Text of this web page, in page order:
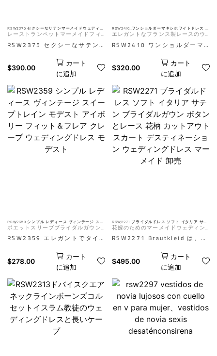
演出します。AIは参考用です。
実際の効果はマネキン画像によ
り異なります。
効果はマネキン画像によって異
なります。
RSW2375 セクシーなサテンマーメイドウェディン
グドレス スウィートハート ロングスリーブ レース
ビーズ ブライダルガウン
レーストランペットマーメイドフィ
グドレスビーズアップリケ
RSW2375 セクシーなサテン
マーメイドウェディングドレス
は、魅力的なスウィートハート
ネックラインと、繊細なビーズ
細工で飾られたエレガントなレ
ースのロングスリーブが特徴で
す。この贅沢なブライダルガウ
ンは、滑らかなサテン生地と精
巧なレースのディテールを組み
合わせ、特別な日にふさわし
$390.00
カート
に追加
RSW2410 ワンショルダーマキシホワイトドレス ダ
チョウの羽根カフス付きウェディングドレス
エレガントなフランス製レースのウ
RSW2410 ワンショルダーマ
キシホワイトドレスは、エレガ
ントなアシンメトリーネックラ
インと流れるようなシルエット
が特徴で、贅沢なダチョウの羽
根のディテールが完璧に調和し
ています。洗練された魅力と独
特の魅力を放つこのウェディン
グドレスは、グラマラスであり
ながらモダンなルックを求める
花嫁に最適です。AIは参考用で
$320.00
カート
に追加
RSW2359 シンプル レディース ヴィンテージ スイ
ープトレイン モデスト アイボリー フィット＆フレ
ア クレープ ウェディングドレス モデスト
ポエットスリーブブライダルガウン
プラスサイズ
RSW2359 エレガントでタイ
ムレスなヴィンテージアイボリ
ーのウェディングドレスは、控
えめな花嫁にぴったりです。フ
ィット＆フレアのシルエット、
スイープトレーン、そしてクラ
シックなクレープ素材が、洗練
された上品なブライダルルック
を演出します。AIは参考用で
$278.00
カート
に追加
RSW2271 ブライダルドレス ソフト イタリア サテ
ン ブライダルガウン ボタンとレース 花柄 カット
アウトスカート デスティネーション ウェディング
ドレス マーメイド 卸売
花嫁のためのマーメイドウェディン
グドレス、レースアップリケ付きス
パゲッティストラップブライダルガ
RSW2271 Brautkleid は、柔
らかいイタリア製サテンで作ら
れ、スカート部分に複雑なレー
スの花柄カットアウトが施され
た魅力的なデスティネーション
ウェディング ドレスです。 こ
のマーメイドシルエットのガウ
ンは、ロマンチックでエレガン
トなブライダルルックを求める
$495.00
カート
に追加